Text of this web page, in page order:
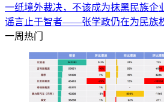
一纸境外裁决，不该成为抹黑民族企
谣言止于智者——张学政仍在为民族
一周热门